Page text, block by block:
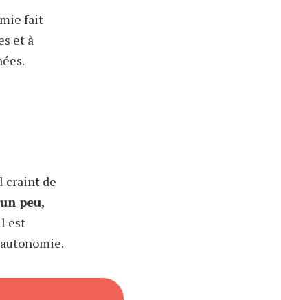
fait
et à
craint de
peu,
est